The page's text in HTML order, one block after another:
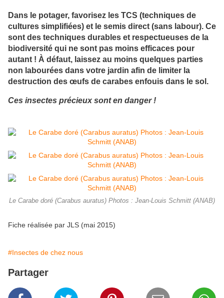
Dans le potager, favorisez les TCS (techniques de
cultures simplifiées) et le semis direct (sans labour). Ce
sont des techniques durables et respectueuses de la
biodiversité qui ne sont pas moins efficaces pour
autant ! À défaut, laissez au moins quelques parties
non labourées dans votre jardin afin de limiter la
destruction des œufs de carabes enfouis dans le sol.
Ces insectes précieux sont en danger !
Le Carabe doré (Carabus auratus) Photos : Jean-Louis Schmitt (ANAB)
Fiche réalisée par JLS (mai 2015)
#Insectes de chez nous
Partager